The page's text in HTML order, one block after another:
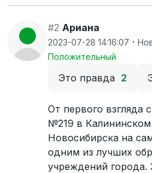
#2 Ариана
2023-07-28 14:16:07 ·
Положительный
Это правда 2
От первого взгляда
№219 в
Новосибирска на
одним из лучших
учреждений города.